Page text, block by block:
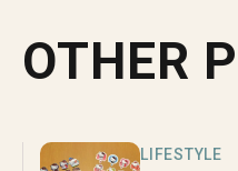
OTHER
LIFESTYLE